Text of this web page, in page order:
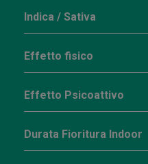
Indica / Sativa
Effetto fisico
Effetto Psicoattivo
Durata Fioritura Indoor